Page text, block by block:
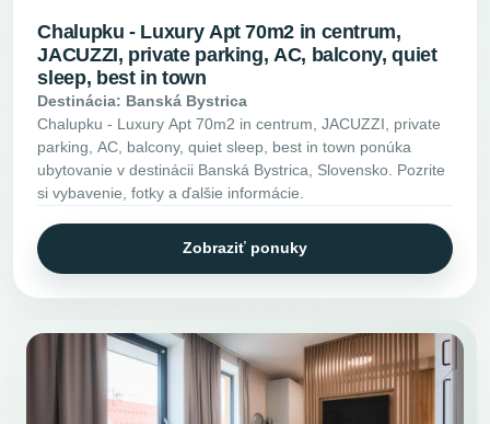
Chalupku - Luxury Apt 70m2 in centrum,
JACUZZI, private parking, AC, balcony, quiet
sleep, best in town
Destinácia: Banská Bystrica
Chalupku - Luxury Apt 70m2 in centrum, JACUZZI, private
parking, AC, balcony, quiet sleep, best in town ponúka
ubytovanie v destinácii Banská Bystrica, Slovensko. Pozrite
si vybavenie, fotky a ďalšie informácie.
Zobraziť ponuky